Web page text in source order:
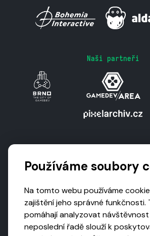
Naši partneři
Používáme soubory
Na tomto webu používáme
zajištění jeho správné funkčnosti.
pomáhají analyzovat
neposlední řadě slouží k